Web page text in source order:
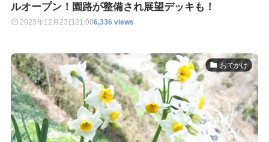
ルオープン！園路が整備され展望デッキも！
2023年12月23日 21:006,336 views
おでかけ